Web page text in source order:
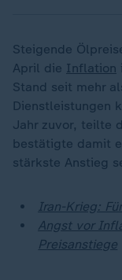
Steigende
April die Inflation
Stand seit mehr
Dienstleistungen
Jahr zuvor, teilte
bestätigte damit
stärkste Anstieg
Iran-Krieg:
Angst vor
Preisanstiege